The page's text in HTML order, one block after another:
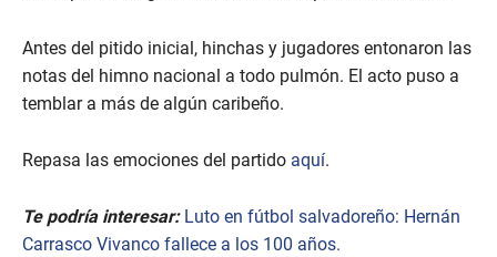
Antes del pitido inicial, hinchas y jugadores entonaron las
notas del himno nacional a todo pulmón. El acto puso a
temblar a más de algún caribeño.
Repasa las emociones del partido aquí.
Te podría interesar: Luto en fútbol salvadoreño: Hernán
Carrasco Vivanco fallece a los 100 años.